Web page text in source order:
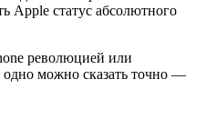
Apple статус абсолютного
революцией или
можно сказать точно —